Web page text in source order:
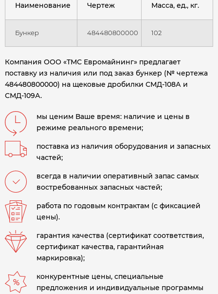
Наименование Чертеж Масса, ед., кг.
Бункер 484480800000 102
Компания ООО «ТМС Евромайнинг» предлагает
поставку из наличия или под заказ бункер (№ чертежа
484480800000) на щековые дробилки СМД-108А и
СМД-109А.
мы ценим Ваше время: наличие и цены в
режиме реального времени;
поставка из наличия оборудования и запасных
частей;
всегда в наличии оперативный запас самых
востребованных запасных частей;
работа по годовым контрактам (с фиксацией
цены).
гарантия качества (сертификат соответствия,
сертификат качества, гарантийная
маркировка);
конкурентные цены, специальные
предложения и индивидуальные программы